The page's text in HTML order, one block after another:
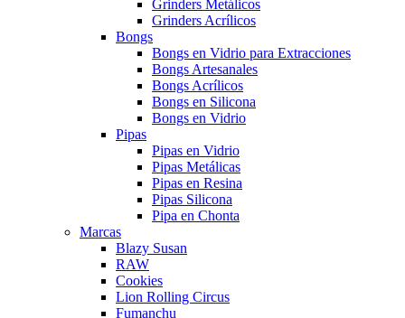
Grinders Metálicos
Grinders Acrílicos
Bongs
Bongs en Vidrio para Extracciones
Bongs Artesanales
Bongs Acrílicos
Bongs en Silicona
Bongs en Vidrio
Pipas
Pipas en Vidrio
Pipas Metálicas
Pipas en Resina
Pipas Silicona
Pipa en Chonta
Marcas
Blazy Susan
RAW
Cookies
Lion Rolling Circus
Fumanchu